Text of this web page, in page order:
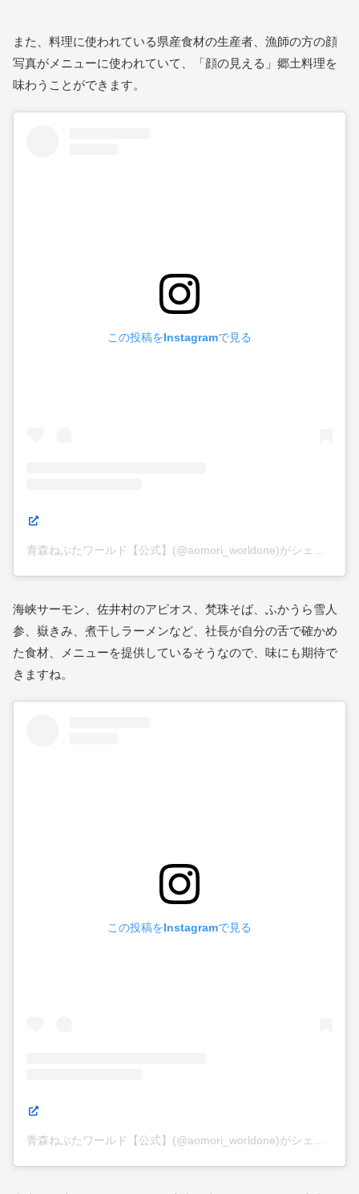
また、料理に使われている県産食材の生産者、漁師の方の顔
写真がメニューに使われていて、「顔の見える」郷土料理を
味わうことができます。
この投稿をInstagramで見る
青森ねぶたワールド【公式】(@aomori_worldone)がシェアした投稿
海峡サーモン、佐井村のアピオス、梵珠そば、ふかうら雪人
参、嶽きみ、煮干しラーメンなど、社長が自分の舌で確かめ
た食材、メニューを提供しているそうなので、味にも期待で
きますね。
この投稿をInstagramで見る